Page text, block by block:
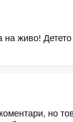
на живо!
но